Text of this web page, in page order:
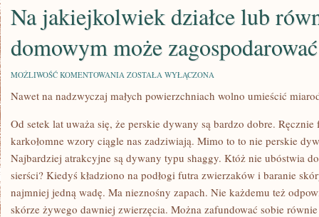
Na jakiejkolwiek działce lub
domowym może
MOŻLIWOŚĆ KOMENTOWANIA NA
DZIAŁCE
LUB
W
OGRODZIE
MOŻE
ZAGOSPODAROWAĆ
SIĘ
WYJĄTKOWE
ZOSTAŁA WYŁĄCZONA
Nawet na nadzwyczaj małych powierzchniach wolno umieścić
Od setek lat uważa się, że perskie dywany są bardzo dobre.
karkołomne wzory ciągle nas zadziwiają. Mimo to to nie perskie
Najbardziej atrakcyjne są dywany typu shaggy. Któż nie ubóstwia
sierści? Kiedyś kładziono na podłogi futra zwierzaków i baranie
najmniej jedną wadę. Ma nieznośny zapach. Nie każdemu też
skórze żywego dawniej zwierzęcia. Można zafundować sobie